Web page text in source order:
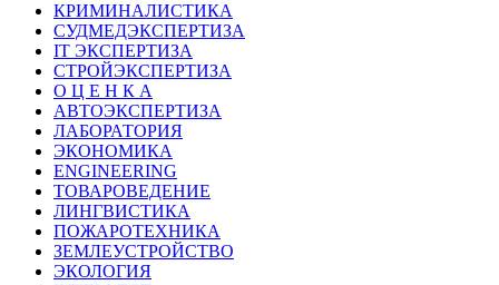
КРИМИНАЛИСТИКА
СУДМЕДЭКСПЕРТИЗА
IT ЭКСПЕРТИЗА
СТРОЙЭКСПЕРТИЗА
О Ц Е Н К А
АВТОЭКСПЕРТИЗА
ЛАБОРАТОРИЯ
ЭКОНОМИКА
ENGINEERING
ТОВАРОВЕДЕНИЕ
ЛИНГВИСТИКА
ПОЖАРОТЕХНИКА
ЗЕМЛЕУСТРОЙСТВО
ЭКОЛОГИЯ